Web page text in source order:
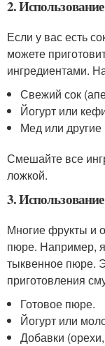
2.
Если у вас есть
можете
ингредиентами.
Свежий сок
Йогурт или
Мед или
Смешайте все
ложкой.
3.
Многие фрукты и
пюре. Например,
тыквенное пюре.
приготовления
Готовое пюре.
Йогурт или
Добавки